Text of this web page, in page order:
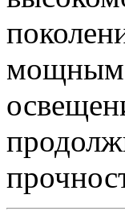
мощным